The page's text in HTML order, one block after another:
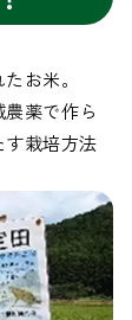
お米。
薬で作ら
栽培方法